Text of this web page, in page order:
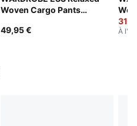
Woven Cargo Pants
49,95 €
À